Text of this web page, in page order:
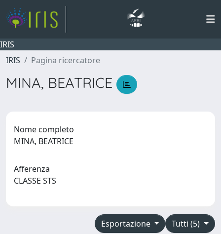
IRIS
IRIS
Pagina ricercatore
MINA, BEATRICE
Nome completo
MINA, BEATRICE
Afferenza
CLASSE STS
Tutti (5)
Esportazione